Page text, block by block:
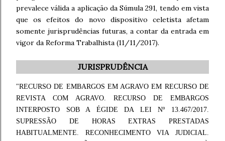
prevalece válida a aplicação da Súmula 291, tendo em vista
que os efeitos do novo dispositivo celetista afetam
somente jurisprudências futuras, a contar da entrada em
vigor da Reforma Trabalhista (11/11/2017).
JURISPRUDÊNCIA
"RECURSO DE EMBARGOS EM AGRAVO EM RECURSO DE
REVISTA COM AGRAVO. RECURSO DE EMBARGOS
INTERPOSTO SOB A ÉGIDE DA LEI Nº 13.467/2017.
SUPRESSÃO DE HORAS EXTRAS PRESTADAS
HABITUALMENTE. RECONHECIMENTO VIA JUDICIAL.